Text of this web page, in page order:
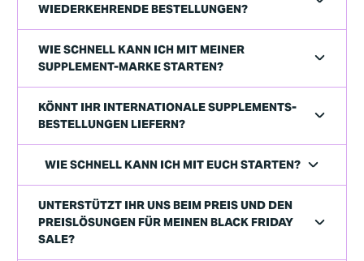
WIEDERKEHRENDE BESTELLUNGEN?
WIE SCHNELL KANN ICH MIT MEINER
SUPPLEMENT-MARKE STARTEN?
KÖNNT IHR INTERNATIONALE SUPPLEMENTS-
BESTELLUNGEN LIEFERN?
WIE SCHNELL KANN ICH MIT EUCH STARTEN?
UNTERSTÜTZT IHR UNS BEIM PREIS UND DEN
PREISLÖSUNGEN FÜR MEINEN BLACK FRIDAY
SALE?